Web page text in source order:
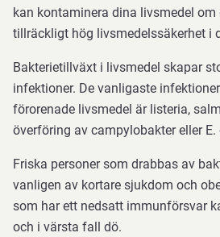
kan kontaminera dina livsmedel om
tillräckligt hög livsmedelssäkerhet i
Bakterietillväxt i livsmedel skapar
infektioner. De vanligaste
förorenade livsmedel är listeria,
överföring av campylobakter eller E.
Friska personer som drabbas av
vanligen av kortare sjukdom och
som har ett nedsatt immunförsvar
och i värsta fall dö.